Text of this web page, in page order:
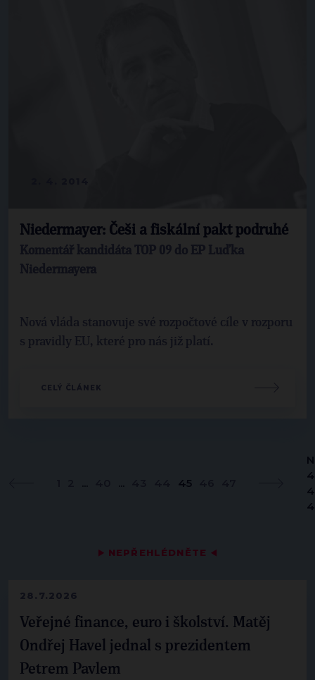
▶ NEPŘEHLÉDNĚTE ◀
28.7.2026
Veřejné finance, euro i školství. Matěj
Ondřej Havel jednal s prezidentem
Petrem Pavlem
Niedermayer: Češi a fiskální pakt podruhé
Komentář kandidáta TOP 09 do EP Luďka
Niedermayera
Nová vláda stanovuje své rozpočtové cíle v rozporu
s pravidly EU, které pro nás již platí.
CELÝ ČLÁNEK
... ... 45